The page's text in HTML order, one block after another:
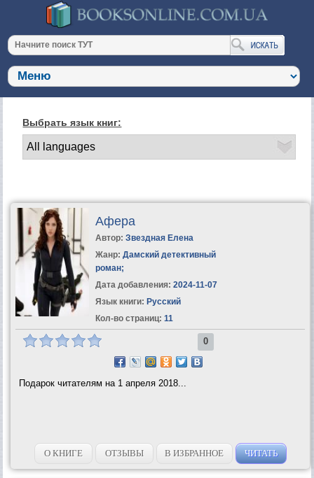
Выбрать язык книг:
Афера
Автор: Звездная Елена
Жанр: Дамский детективный
роман;
Дата добавления: 2024-11-07
Язык книги: Русский
Кол-во страниц: 11
0
Подарок читателям на 1 апреля 2018...
О КНИГЕ ОТЗЫВЫ В ИЗБРАННОЕ ЧИТАТЬ